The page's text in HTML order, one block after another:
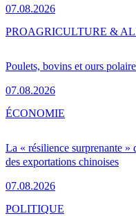
07.08.2026
Poulets, bovins et ours
07.08.2026
PROAGRICULTURE &
La « résilience surprenante »
des exportations chinoises
07.08.2026
ÉCONOMIE
POLITIQUE